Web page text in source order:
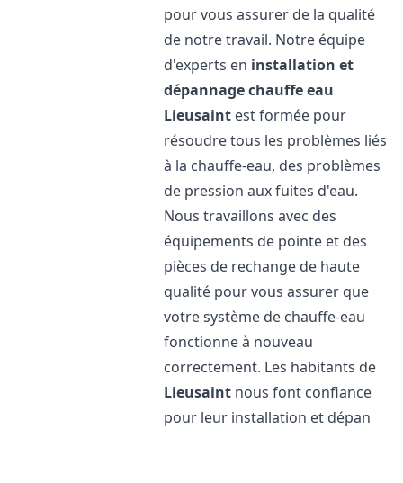
pour vous assurer de la qualité
de notre travail. Notre équipe
d'experts en installation et
dépannage chauffe eau
Lieusaint est formée pour
résoudre tous les problèmes liés
à la chauffe-eau, des problèmes
de pression aux fuites d'eau.
Nous travaillons avec des
équipements de pointe et des
pièces de rechange de haute
qualité pour vous assurer que
votre système de chauffe-eau
fonctionne à nouveau
correctement. Les habitants de
Lieusaint nous font confiance
pour leur installation et dépan